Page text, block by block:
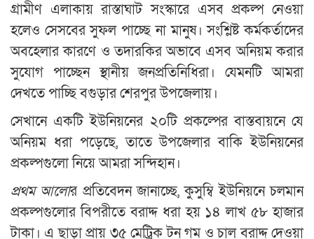
গ্রামীণ এলাকায় রাস্তাঘাট সংস্কারে এসব প্রকল্প নেওয়া
হলেও সেসবের সুফল পাচ্ছে না মানুষ। সংশ্লিষ্ট কর্মকর্তাদের
অবহেলার কারণে ও তদারকির অভাবে এসব অনিয়ম করার
সুযোগ পাচ্ছেন স্থানীয় জনপ্রতিনিধিরা। যেমনটি আমরা
দেখতে পাচ্ছি বগুড়ার শেরপুর উপজেলায়।
সেখানে একটি ইউনিয়নের ২০টি প্রকল্পের বাস্তবায়নে যে
অনিয়ম ধরা পড়েছে, তাতে উপজেলার বাকি ইউনিয়নের
প্রকল্পগুলো নিয়ে আমরা সন্দিহান।
প্রথম আলোর প্রতিবেদন জানাচ্ছে, কুসুম্বি ইউনিয়নে চলমান
প্রকল্পগুলোর বিপরীতে বরাদ্দ ধরা হয় ১৪ লাখ ৫৮ হাজার
টাকা। এ ছাড়া প্রায় ৩৫ মেট্রিক টন গম ও চাল বরাদ্দ দেওয়া